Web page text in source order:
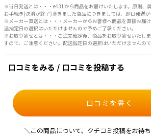
※当日発送とは・・・e431から商品をお届けいたします。原則、
お手続き(決済が終了)頂きました商品につきましては、即日発送が
※メーカー直送とは・・・メーカーからお客様へ商品を直接お届
送指定日の選択はいただけませんので予めご了承ください。
※お取り寄せとは・・・ご注文確定後、商品をお取り寄せいたし
すので、ご注意ください。配送指定日の選択はいただけませんの
口コミをみる / 口コミを投稿する
口コミを書く
＼この商品について、クチコミ投稿をお待